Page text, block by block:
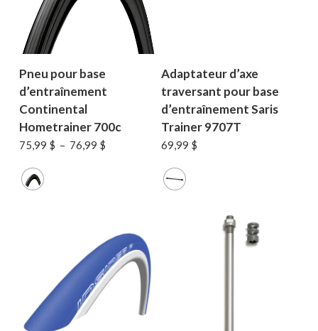
Votre panier est vide.
MAGASINER EN LIGNE
Pneu pour base
d’entraînement
Continental
Hometrainer 700c
75,99 $ – 76,99 $Plage
Adaptateur d’axe
traversant pour base
d’entraînement Saris
Trainer 9707T
69,99 $